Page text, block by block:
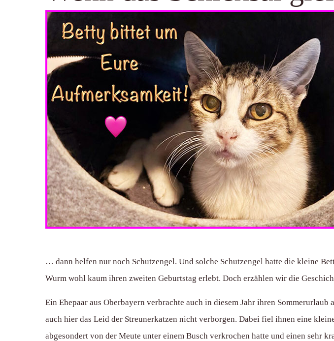
… dann helfen nur noch Schutzengel. Und solche Schutzengel hatte die kleine
Wurm wohl kaum ihren zweiten Geburtstag erlebt. Doch erzählen wir die
Ein Ehepaar aus Oberbayern verbrachte auch in diesem Jahr ihren
auch hier das Leid der Streunerkatzen nicht verborgen. Dabei fiel ihnen eine
abgesondert von der Meute unter einem Busch verkrochen hatte und einen sehr